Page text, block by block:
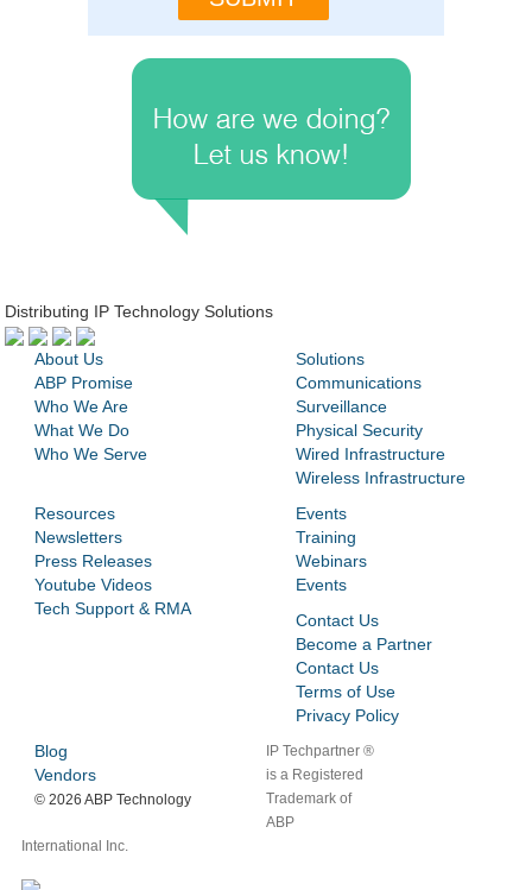
Distributing IP Technology Solutions
About Us
ABP Promise
Who We Are
What We Do
Who We Serve
Solutions
Communications
Surveillance
Physical Security
Wired Infrastructure
Wireless Infrastructure
Resources
Newsletters
Press Releases
Youtube Videos
Tech Support & RMA
Events
Training
Webinars
Events
Contact Us
Become a Partner
Contact Us
Terms of Use
Privacy Policy
Blog
Vendors
©2026 ABP Technology
IP Techpartner ®
is a Registered
Trademark of
ABP
International Inc.